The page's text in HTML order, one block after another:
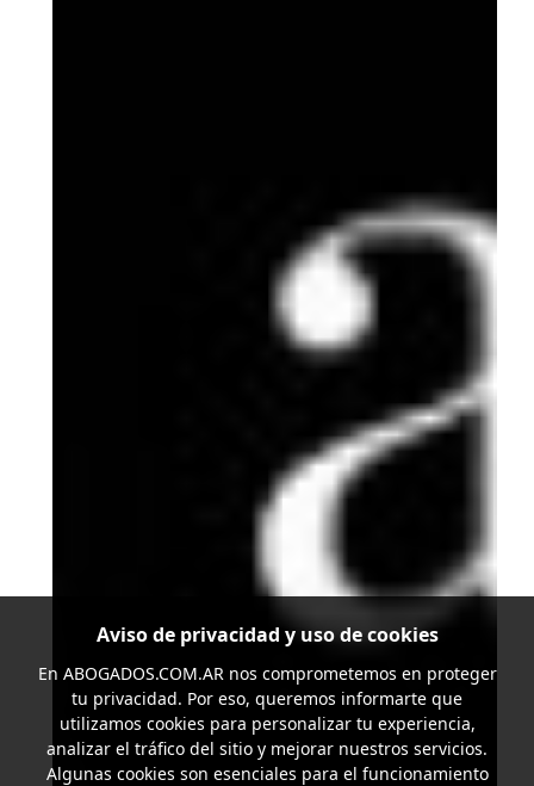
Aviso de privacidad y uso de cookies
En ABOGADOS.COM.ARnos comprometemos en proteger
tu privacidad. Por eso, queremos informarte que
utilizamos cookies para personalizar tu experiencia,
analizar el tráfico del sitio y mejorar nuestros servicios.
Algunas cookies son esenciales para el funcionamiento